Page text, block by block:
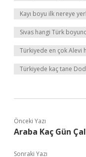
Kayı boyu ilk nereye
Sivas hangi Türk
Türkiyede en çok Alevi
Türkiyede kaç tane
Önceki Yazı
Araba Kaç Gün
Sonraki Yazı